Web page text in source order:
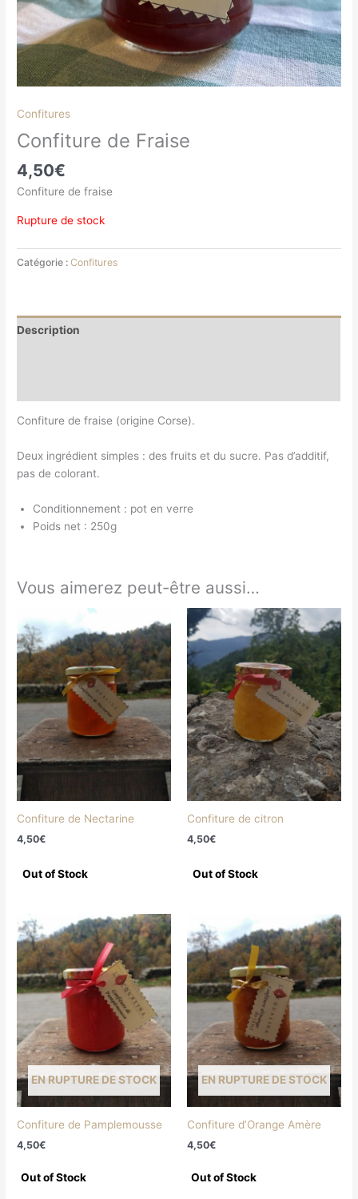
Confitures
Confiture de Fraise
4,50€
Confiture de fraise
Rupture de stock
Catégorie :Confitures
Description
Confiture de fraise (origine Corse).
Deux ingrédient simples : des fruits et du sucre. Pas d’additif,
pas de colorant.
Conditionnement : pot en verre
Poids net : 250g
Vous aimerez peut-être aussi…
Confiture de Nectarine
4,50€
Confiture de citron
4,50€
EN RUPTURE DE STOCK
Confiture de Pamplemousse
4,50€
EN RUPTURE DE STOCK
Confiture d’Orange Amère
4,50€